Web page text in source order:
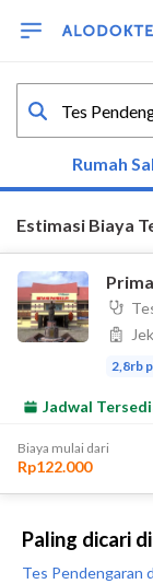
Paling dicari
Tes Pendengaran